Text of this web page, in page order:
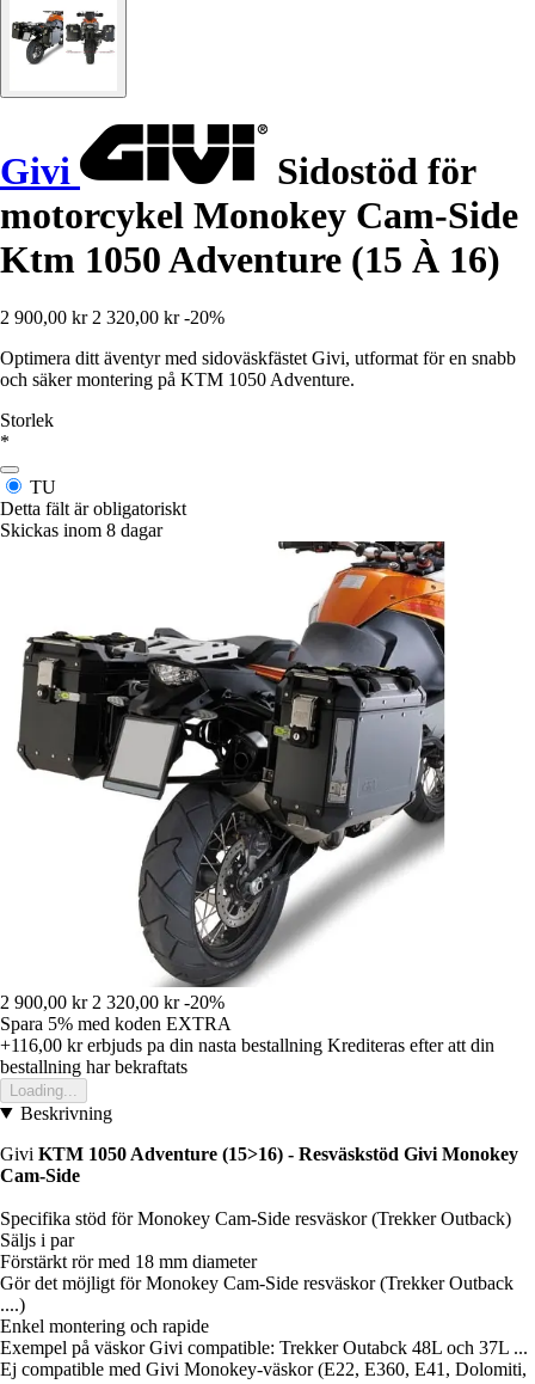
Givi
Sidostöd för
motorcykel Monokey Cam-Side
Ktm 1050 Adventure (15 À 16)
2 900,00 kr 2 320,00 kr -20%
Optimera ditt äventyr med sidoväskfästet Givi, utformat för en snabb
och säker montering på KTM 1050 Adventure.
Storlek
*
TU
Detta fält är obligatoriskt
Skickas inom 8 dagar
2 900,00 kr 2 320,00 kr -20%
Spara 5% med koden EXTRA
+116,00 krerbjuds pa din nasta bestallning Krediteras efter att din
bestallning har bekraftats
Loading...
Beskrivning
Givi KTM 1050 Adventure (15>16) - Resväskstöd Givi Monokey
Cam-Side
Specifika stöd för Monokey Cam-Side resväskor (Trekker Outback)
Säljs i par
Förstärkt rör med 18 mm diameter
Gör det möjligt för Monokey Cam-Side resväskor (Trekker Outback
....)
Enkel montering och rapide
Exempel på väskor Givi compatible: Trekker Outabck 48L och 37L ...
Ej compatible med Givi Monokey-väskor (E22, E360, E41, Dolomiti,